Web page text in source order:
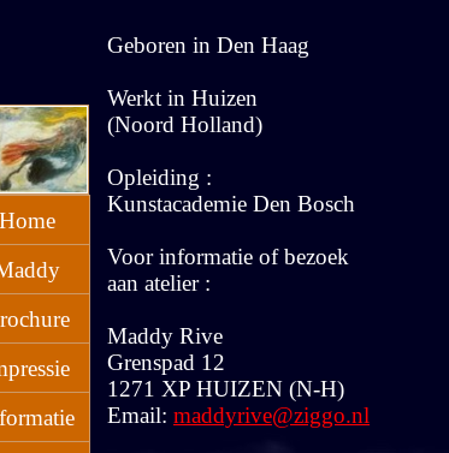
Geboren in Den Haag
Werkt in Huizen
(Noord Holland)
Opleiding :
Kunstacademie Den Bosch
Voor informatie of bezoek
aan atelier :
Maddy Rive
Grenspad 12
1271 XP HUIZEN (N-H)
Email: maddyrive@ziggo.nl
Home